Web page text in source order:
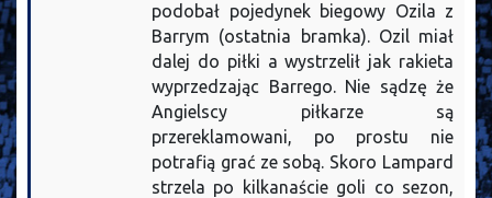
podobał pojedynek biegowy Ozila z
Barrym (ostatnia bramka). Ozil miał
dalej do piłki a wystrzelił jak rakieta
wyprzedzając Barrego. Nie sądzę że
Angielscy piłkarze są
przereklamowani, po prostu nie
potrafią grać ze sobą. Skoro Lampard
strzela po kilkanaście goli co sezon,